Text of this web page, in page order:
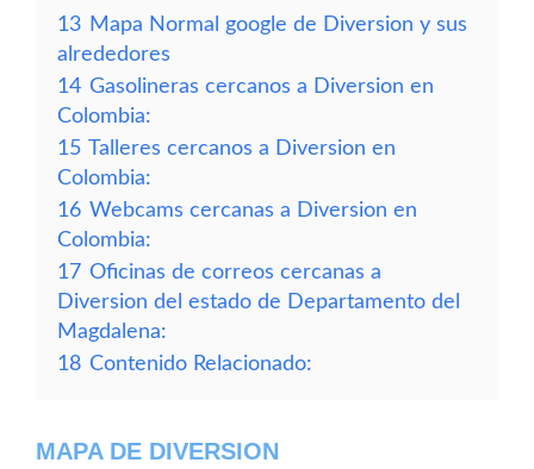
13 Mapa Normal google de Diversion y sus
alrededores
14 Gasolineras cercanos a Diversion en
Colombia:
15 Talleres cercanos a Diversion en
Colombia:
16 Webcams cercanas a Diversion en
Colombia:
17 Oficinas de correos cercanas a
Diversion del estado de Departamento del
Magdalena:
18 Contenido Relacionado:
MAPA DE DIVERSION